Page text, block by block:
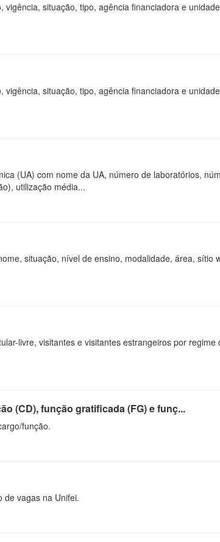
situação, tipo, agência financiadora e
situação, tipo, agência financiadora e
(UA) com nome da UA, número de laboratórios,
utilização média...
situação, nível de ensino, modalidade, área, sítio
livre, visitantes e visitantes estrangeiros por regime
(CD), função gratificada (FG) e funç...
função.
de vagas na Unifei.